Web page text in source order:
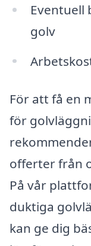
Eventuell
golv
För att få en
för
offerter från
På vår
duktiga
kan ge dig